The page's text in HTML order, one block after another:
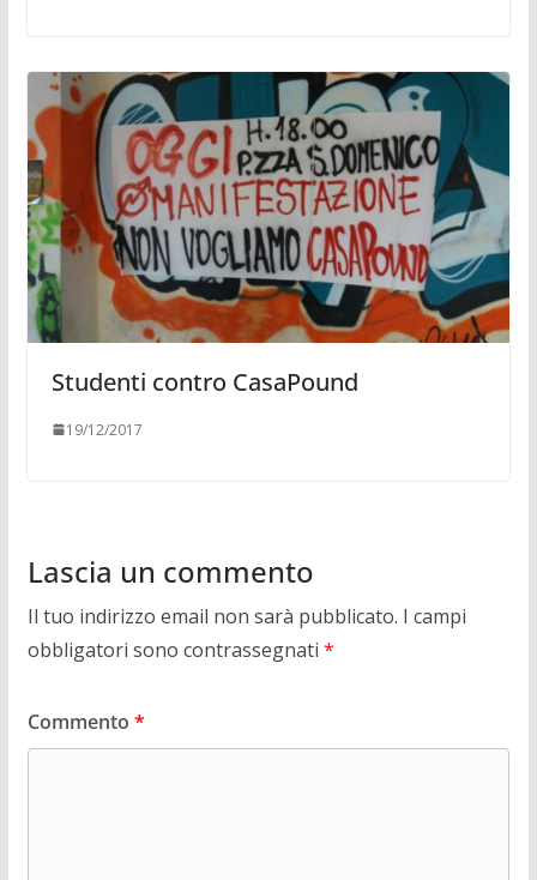
Studenti contro CasaPound
19/12/2017
Lascia un commento
Il tuo indirizzo email non sarà pubblicato. I campi
obbligatori sono contrassegnati *
Commento *